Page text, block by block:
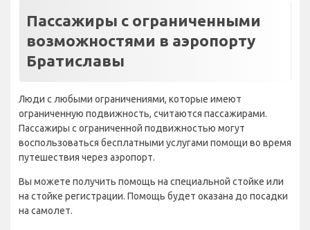
Пассажиры с ограниченными
возможностями в аэропорту
Братиславы
Люди с любыми ограничениями, которые имеют
ограниченную подвижность, считаются пассажирами.
Пассажиры с ограниченной подвижностью могут
воспользоваться бесплатными услугами помощи во время
путешествия через аэропорт.
Вы можете получить помощь на специальной стойке или
на стойке регистрации. Помощь будет оказана до посадки
на самолет.